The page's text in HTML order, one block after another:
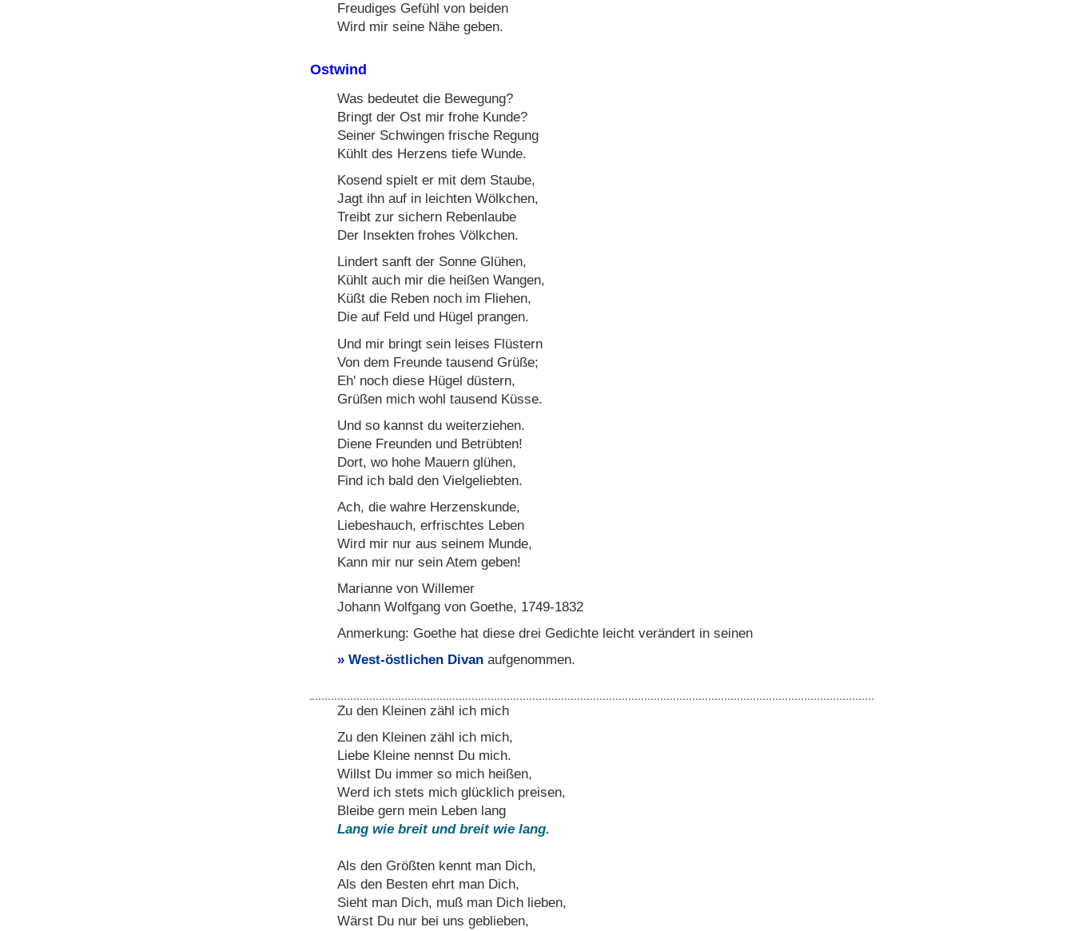
Freudiges Gefühl von beiden
Wird mir seine Nähe geben.
Ostwind
Was bedeutet die Bewegung?
Bringt der Ost mir frohe Kunde?
Seiner Schwingen frische Regung
Kühlt des Herzens tiefe Wunde.
Kosend spielt er mit dem Staube,
Jagt ihn auf in leichten Wölkchen,
Treibt zur sichern Rebenlaube
Der Insekten frohes Völkchen.
Lindert sanft der Sonne Glühen,
Kühlt auch mir die heißen Wangen,
Küßt die Reben noch im Fliehen,
Die auf Feld und Hügel prangen.
Und mir bringt sein leises Flüstern
Von dem Freunde tausend Grüße;
Eh' noch diese Hügel düstern,
Grüßen mich wohl tausend Küsse.
Und so kannst du weiterziehen.
Diene Freunden und Betrübten!
Dort, wo hohe Mauern glühen,
Find ich bald den Vielgeliebten.
Ach, die wahre Herzenskunde,
Liebeshauch, erfrischtes Leben
Wird mir nur aus seinem Munde,
Kann mir nur sein Atem geben!
Marianne von Willemer
Johann Wolfgang von Goethe, 1749-1832
Anmerkung: Goethe hat diese drei Gedichte leicht verändert in seinen
West-östlichen Divanaufgenommen.
Zu den Kleinen zähl ich mich
Zu den Kleinen zähl ich mich,
Liebe Kleine nennst Du mich.
Willst Du immer so mich heißen,
Werd ich stets mich glücklich preisen,
Bleibe gern mein Leben lang
Lang wie breit und breit wie lang.
Als den Größten kennt man Dich,
Als den Besten ehrt man Dich,
Sieht man Dich, muß man Dich lieben,
Wärst Du nur bei uns geblieben,